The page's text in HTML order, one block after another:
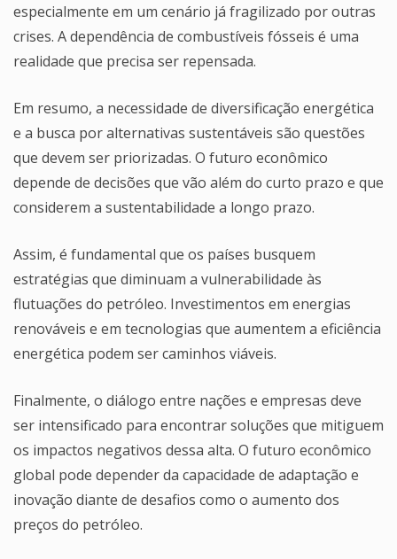
especialmente em um cenário já fragilizado por outras
crises. A dependência de combustíveis fósseis é uma
realidade que precisa ser repensada.
Em resumo, a necessidade de diversificação energética
e a busca por alternativas sustentáveis são questões
que devem ser priorizadas. O futuro econômico
depende de decisões que vão além do curto prazo e que
considerem a sustentabilidade a longo prazo.
Assim, é fundamental que os países busquem
estratégias que diminuam a vulnerabilidade às
flutuações do petróleo. Investimentos em energias
renováveis e em tecnologias que aumentem a eficiência
energética podem ser caminhos viáveis.
Finalmente, o diálogo entre nações e empresas deve
ser intensificado para encontrar soluções que mitiguem
os impactos negativos dessa alta. O futuro econômico
global pode depender da capacidade de adaptação e
inovação diante de desafios como o aumento dos
preços do petróleo.